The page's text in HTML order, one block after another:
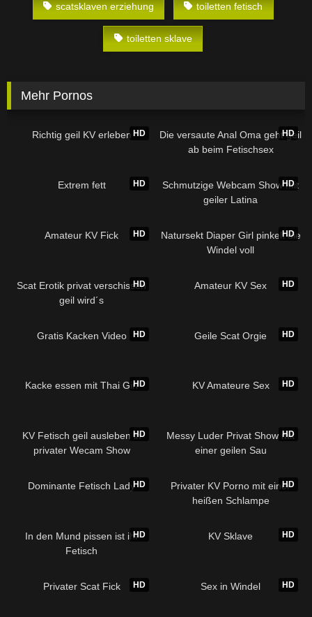
scatsklaven erziehung toiletten fetisch
toiletten sklave
Mehr Pornos
HD
Richtig geil KV erleben HD
Die versaute Anal Oma geht geil
ab beim Fetischsex
HD
Extrem fett HD
Schmutzige Webcam Show mit
geiler Latina
HD
Amateur KV Fick HD
Natursekt Diaper Girl pinkelt die
Windel voll
HD
Scat Erotik privat verschissen
geil wird´s
HD
Amateur KV Sex
HD
Gratis Kacken Video HD
Geile Scat Orgie
HD
Kacke essen mit Thai Girl HD
KV Amateure Sex
HD
KV Fetisch geil ausleben in
privater Wecam Show
HD
Messy Luder Privat Show mit
einer geilen Sau
HD
Dominante Fetisch Lady HD
Privater KV Porno mit einer
heißen Schlampe
HD
In den Mund pissen ist ihr
Fetisch
HD
KV Sklave
HD
Privater Scat Fick HD
Sex in Windel